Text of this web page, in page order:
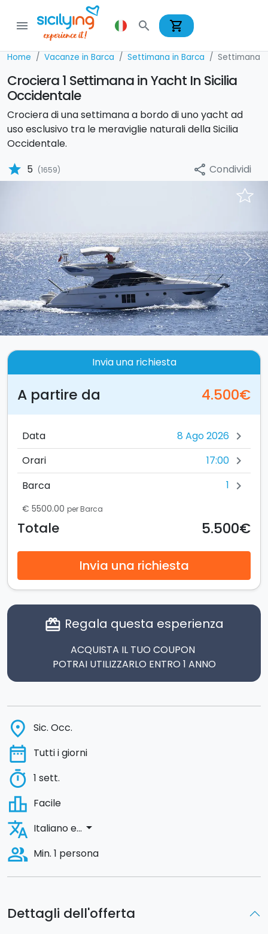
menu search shopping_cart
Home Vacanze in Barca Settimana in Barca Settimana
Crociera 1 Settimana in Yacht In Sicilia
Occidentale
Crociera di una settimana a bordo di uno yacht ad
uso esclusivo tra le meraviglie naturali della Sicilia
Occidentale.
star 5 (1659) share Condividi
Previous Next
Dettagli dell'offerta
Invia una richiesta
A partire da 4.500€
Data chevron_right
Orari 17:00 chevron_right
Barca 1 chevron_right
€ 5500.00 per Barca
Totale 5.500€
Invia una richiesta
card_giftcard Regala questa esperienza
ACQUISTA IL TUO COUPON
POTRAI UTILIZZARLO ENTRO 1 ANNO
place Sic. Occ.
date_range Tutti i giorni
timer 1 sett.
leaderboard Facile
translate Italiano e... arrow_drop_down
people_alt Min. 1 persona